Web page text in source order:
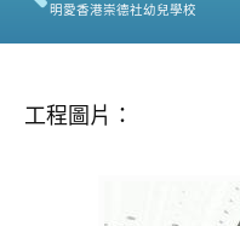
明愛香港崇德社幼兒學校
工程圖片：